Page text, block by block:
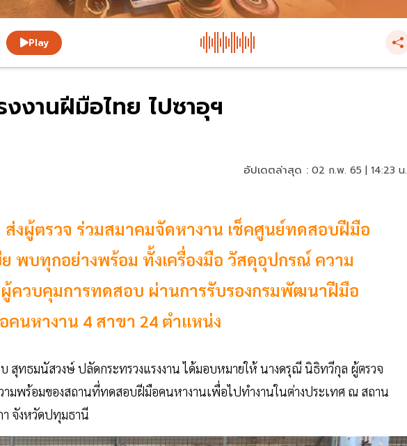
Play
งานฝีมือไทย ไปซาอุฯ
อัปเดตล่าสุด : 02 ก.พ. 65 | 14:23 น.
ส่งผู้ตรวจ ร่วมสมาคมจัดหางาน เช็คศูนย์ทดสอบฝีมือ
ย พบทุกอย่างพร้อม ทั้งเครื่องมือ วัสดุอุปกรณ์ ความ
วบคุมการทดสอบ ผ่านการรับรองกรมพัฒนาฝีมือ
นหางาน 4 สาขา 24 ตำแหน่ง
ทธมนัสวงษ์ ปลัดกระทรวงแรงงาน ได้มอบหมายให้ นางดรุณี นิธิทวีกุล ผู้ตรวจ
ามพร้อมของสถานที่ทดสอบฝีมือคนหางานเพื่อไปทำงานในต่างประเทศ ณ สถาน
จังหวัดปทุมธานี